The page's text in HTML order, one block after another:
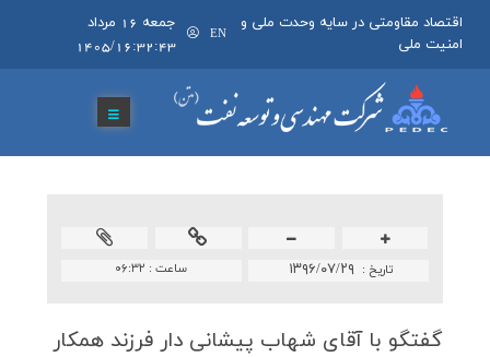
اقتصاد مقاومتی در سایه وحدت ملی و
امنیت ملی
EN
جمعه 16 مرداد
1405/16:32:43
ساعت : ۰۶:۳۲ تاريخ : ۱۳۹۶/۰۷/۲۹
گفتگو با آقای شهاب پیشانی دار فرزند همكار